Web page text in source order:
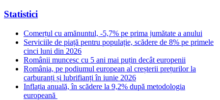
Statistici
Comerțul cu amănuntul, -5,7% pe prima jumătate a anului
Serviciile de piață pentru populație, scădere de 8% pe primele
cinci luni din 2026
Românii muncesc cu 5 ani mai puțin decât europenii
România, pe podiumul european al creșterii prețurilor la
carburanți și lubrifianți în iunie 2026
Inflația anuală, în scădere la 9,2% după metodologia
europeană